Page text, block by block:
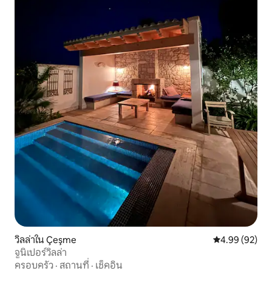
วิลล่าใน Çeşme คะแนนเฉลี่ย
4.99 (92)
จูนิเปอร์วิลล่า
ครอบครัว · สถานที่ · เช็คอิน